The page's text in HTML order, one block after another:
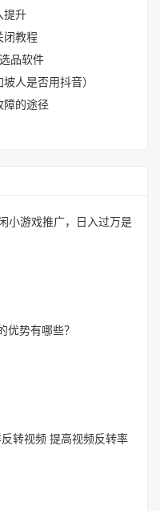
提升
闭教程
品软件
人是否用抖音）
障的途径
小游戏推广，日入过万是
优势有哪些？
转视频 提高视频反转率